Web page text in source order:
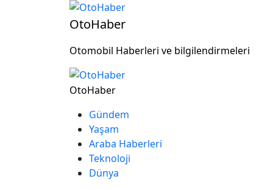
OtoHaber
Otomobil Haberleri ve bilgilendirmeleri
OtoHaber
Gündem
Yaşam
Araba Haberleri
Teknoloji
Dünya